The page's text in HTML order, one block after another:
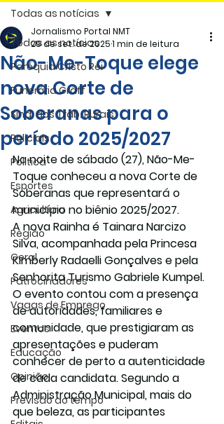
Todas as notícias
Paróquia Cristo Rei
Funerária Gräff
Sind. dos Trab. Rurais
Policiais
Politica
Esportes
Agricultura
Região
Geral
Patrocinadores
Vagas de Emprego
Eventos
Educação
Opinião
Previsão do tempo
Todas as notícias
Não-Me-Toque elege
nova Corte de
Soberanas para o
período 2025/2027
Jornalismo Portal NMT
29 de set. de 20251 min de leitura
Na noite de sábado (27), Não-Me-
Toque conheceu a nova Corte de
Soberanas que representará o
município no biênio 2025/2027.
A nova Rainha é Tainara Narcizo
Silva, acompanhada pela Princesa
Kimberly Radaelli Gonçalves e pela
Senhorita Turismo Gabriele Kumpel.
O evento contou com a presença
de autoridades, familiares e
comunidade, que prestigiaram as
apresentações e puderam
conhecer de perto a autenticidade
de cada candidata. Segundo a
Administração Municipal, mais do
que beleza, as participantes